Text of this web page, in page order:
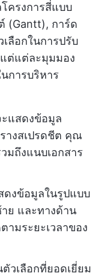
ครงการสี่แบบ
(Gantt), การ์ด
ลือกในการปรับ
ต่แต่ละมุมมอง
การบริหาร
แสดงข้อมูล
างสเปรดชีต คุณ
มถึงแนบเอกสาร
งข้อมูลในรูปแบบ
ย และทางด้าน
มระยะเวลาของ
วเลือกที่ยอดเยี่ยม